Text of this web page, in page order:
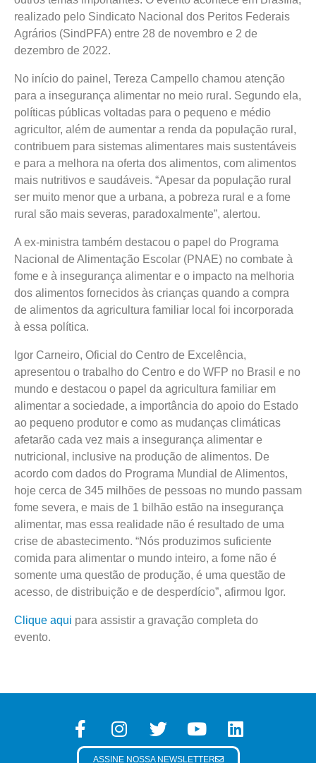
realizado pelo Sindicato Nacional dos Peritos Federais
Agrários (SindPFA) entre 28 de novembro e 2 de
dezembro de 2022.
No início do painel, Tereza Campello chamou atenção
para a insegurança alimentar no meio rural. Segundo ela,
políticas públicas voltadas para o pequeno e médio
agricultor, além de aumentar a renda da população rural,
contribuem para sistemas alimentares mais sustentáveis
e para a melhora na oferta dos alimentos, com alimentos
mais nutritivos e saudáveis. “Apesar da população rural
ser muito menor que a urbana, a pobreza rural e a fome
rural são mais severas, paradoxalmente”, alertou.
A ex-ministra também destacou o papel do Programa
Nacional de Alimentação Escolar (PNAE) no combate à
fome e à insegurança alimentar e o impacto na melhoria
dos alimentos fornecidos às crianças quando a compra
de alimentos da agricultura familiar local foi incorporada
à essa política.
Igor Carneiro, Oficial do Centro de Excelência,
apresentou o trabalho do Centro e do WFP no Brasil e no
mundo e destacou o papel da agricultura familiar em
alimentar a sociedade, a importância do apoio do Estado
ao pequeno produtor e como as mudanças climáticas
afetarão cada vez mais a insegurança alimentar e
nutricional, inclusive na produção de alimentos. De
acordo com dados do Programa Mundial de Alimentos,
hoje cerca de 345 milhões de pessoas no mundo passam
fome severa, e mais de 1 bilhão estão na insegurança
alimentar, mas essa realidade não é resultado de uma
crise de abastecimento. “Nós produzimos suficiente
comida para alimentar o mundo inteiro, a fome não é
somente uma questão de produção, é uma questão de
acesso, de distribuição e de desperdício”, afirmou Igor.
Clique aqui para assistir a gravação completa do
evento.
ASSINE NOSSA NEWSLETTER